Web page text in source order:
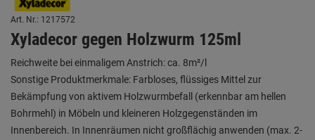
Art. Nr.: 1217572
Xyladecor gegen Holzwurm 125ml
Reichweite bei einmaligem Anstrich: ca. 8m²/l
Sonstige Produktmerkmale: Farbloses, flüssiges Mittel zur
Bekämpfung von aktivem Holzwurmbefall (erkennbar am hellen
Bohrmehl) in Möbeln und kleineren Holzgegenständen im
Innenbereich. In Innenräumen nicht großflächig anwenden (max. 2-